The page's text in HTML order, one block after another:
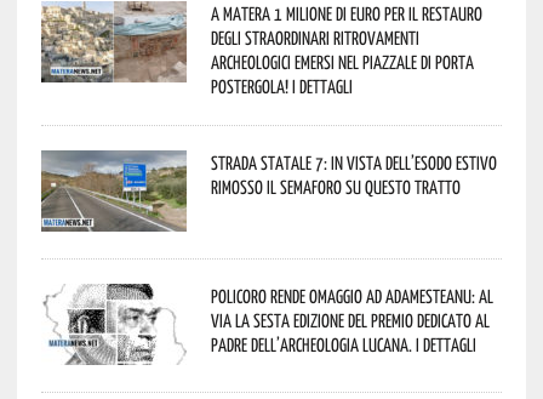
A Matera 1 milione di euro per il restauro
degli straordinari ritrovamenti
archeologici emersi nel piazzale di Porta
Postergola! I dettagli
Strada statale 7: in vista dell’esodo estivo
rimosso il semaforo su questo tratto
Policoro rende omaggio ad Adamesteanu: al
via la sesta edizione del Premio dedicato al
padre dell’archeologia lucana. I dettagli